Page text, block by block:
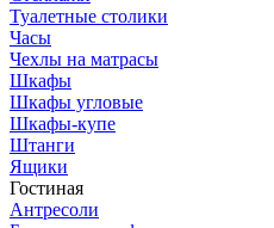
Туалетные столики
Часы
Чехлы на матрасы
Шкафы
Шкафы угловые
Шкафы-купе
Штанги
Ящики
Гостиная
Антресоли